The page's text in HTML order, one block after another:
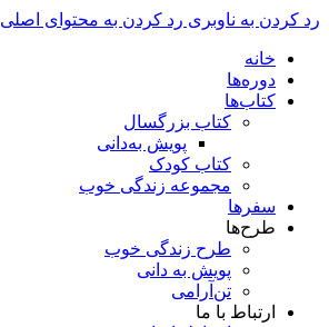
رد کردن به ناوبری رد کردن به محتوای اصلی
خانه
دوره‌ها
کتاب‌ها
کتاب بزرگسال
پویش به‌دانی
کتاب کودک
مجموعه زندگی خوب
سفرها
طرح‌ها
طرح زندگی خوب
پویش به دانی
تن‌آرامی
ارتباط با ما